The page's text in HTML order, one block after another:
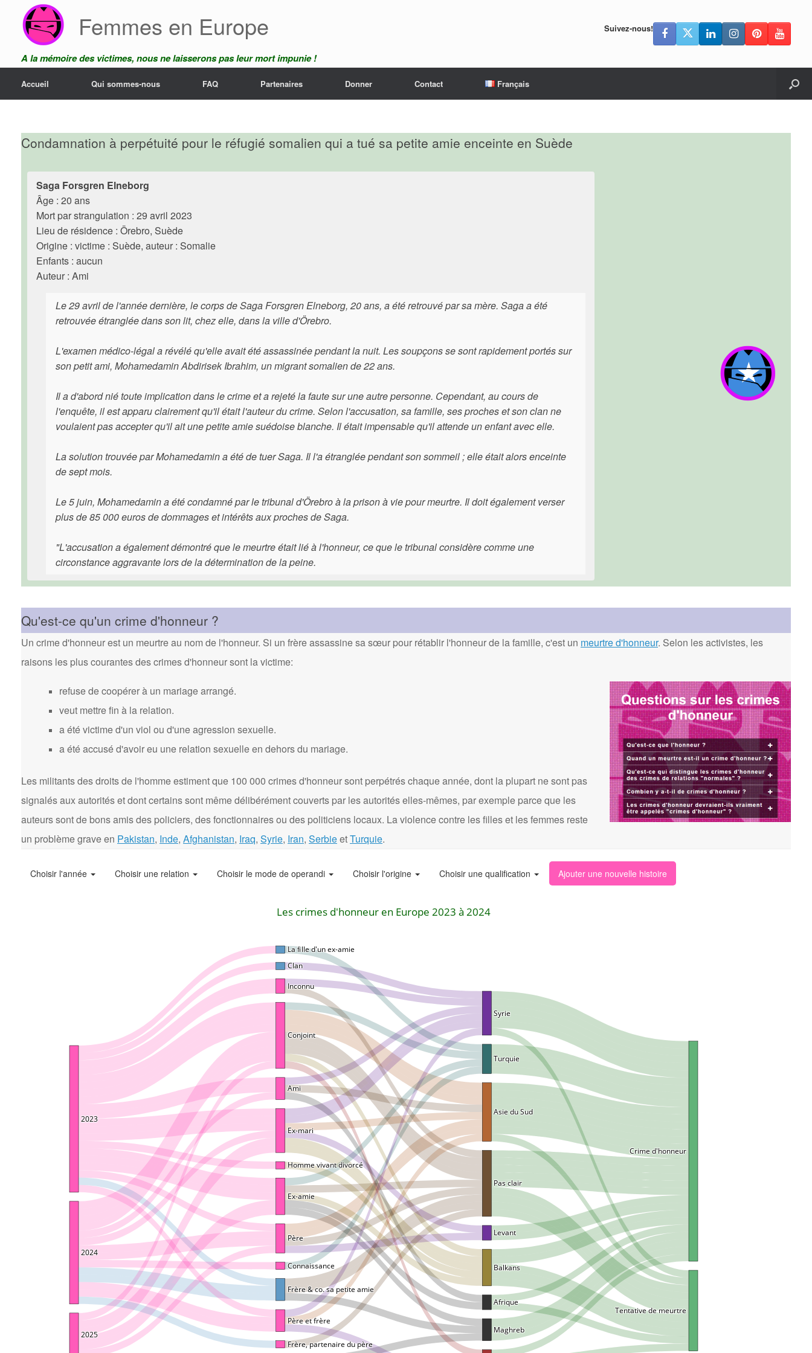
content
Femmes en Europe
A la mémoire des victimes, nous ne laisserons pas leur mort impunie !
Suivez-nous!
Accueil Qui sommes-nous FAQ Partenaires Donner Contact Français
Condamnation à perpétuité pour le réfugié somalien qui a tué sa petite amie enceinte en Suède
Saga Forsgren Elneborg
Âge : 20 ans
Mort par strangulation : 29 avril 2023
Lieu de résidence : Örebro, Suède
Origine : victime : Suède, auteur : Somalie
Enfants : aucun
Auteur : Ami
Le 29 avril de l'année dernière, le corps de Saga Forsgren Elneborg, 20 ans, a été retrouvé par sa mère. Saga a été
retrouvée étranglée dans son lit, chez elle, dans la ville d'Örebro.
L'examen médico-légal a révélé qu'elle avait été assassinée pendant la nuit. Les soupçons se sont rapidement portés sur
son petit ami, Mohamedamin Abdirisek Ibrahim, un migrant somalien de 22 ans.
Il a d'abord nié toute implication dans le crime et a rejeté la faute sur une autre personne. Cependant, au cours de
l'enquête, il est apparu clairement qu'il était l'auteur du crime. Selon l'accusation, sa famille, ses proches et son clan ne
voulaient pas accepter qu'il ait une petite amie suédoise blanche. Il était impensable qu'il attende un enfant avec elle.
La solution trouvée par Mohamedamin a été de tuer Saga. Il l'a étranglée pendant son sommeil ; elle était alors enceinte
de sept mois.
Le 5 juin, Mohamedamin a été condamné par le tribunal d'Örebro à la prison à vie pour meurtre. Il doit également verser
plus de 85 000 euros de dommages et intérêts aux proches de Saga.
"L'accusation a également démontré que le meurtre était lié à l'honneur, ce que le tribunal considère comme une
circonstance aggravante lors de la détermination de la peine.
Qu'est-ce qu'un crime d'honneur ?
Un crime d'honneur est un meurtre au nom de l'honneur. Si un frère assassine sa sœur pour rétablir l'honneur de la famille, c'est un meurtre d'honneur. Selon les activistes, les
raisons les plus courantes des crimes d'honneur sont la victime:
refuse de coopérer à un mariage arrangé.
veut mettre fin à la relation.
a été victime d'un viol ou d'une agression sexuelle.
a été accusé d'avoir eu une relation sexuelle en dehors du mariage.
Les militants des droits de l'homme estiment que 100 000 crimes d'honneur sont perpétrés chaque année, dont la plupart ne sont pas
signalés aux autorités et dont certains sont même délibérément couverts par les autorités elles-mêmes, par exemple parce que les
auteurs sont de bons amis des policiers, des fonctionnaires ou des politiciens locaux. La violence contre les filles et les femmes reste
un problème grave en Pakistan, Inde, Afghanistan, Iraq, Syrie, Iran, SerbieetTurquie.